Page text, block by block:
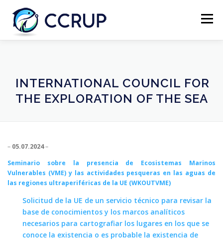
Menú
LEGISLACIÓN PUBLICACIONES CONTACTOS
INTERNATIONAL COUNCIL FOR
THE EXPLORATION OF THE SEA
– 05.07.2024–
Seminario sobre la presencia de Ecosistemas Marinos
Vulnerables (VME) y las actividades pesqueras en las aguas de
las regiones ultraperiféricas de la UE (WKOUTVME)
Solicitud de la UE de un servicio técnico para revisar la
base de conocimientos y los marcos analíticos
necesarios para cartografiar los lugares en los que se
conoce la existencia o es probable la existencia de